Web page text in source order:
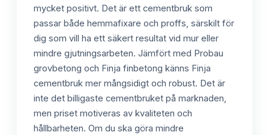
mycket positivt. Det är ett cementbruk som
passar både hemmafixare och proffs, särskilt för
dig som vill ha ett säkert resultat vid mur eller
mindre gjutningsarbeten. Jämfört med Probau
grovbetong och Finja finbetong känns Finja
cementbruk mer mångsidigt och robust. Det är
inte det billigaste cementbruket på marknaden,
men priset motiveras av kvaliteten och
hållbarheten. Om du ska göra mindre